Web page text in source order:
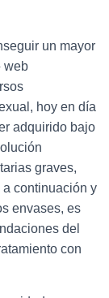
un mayor
web
hoy en día
adquirido bajo
graves,
continuación y
envases, es
del
con